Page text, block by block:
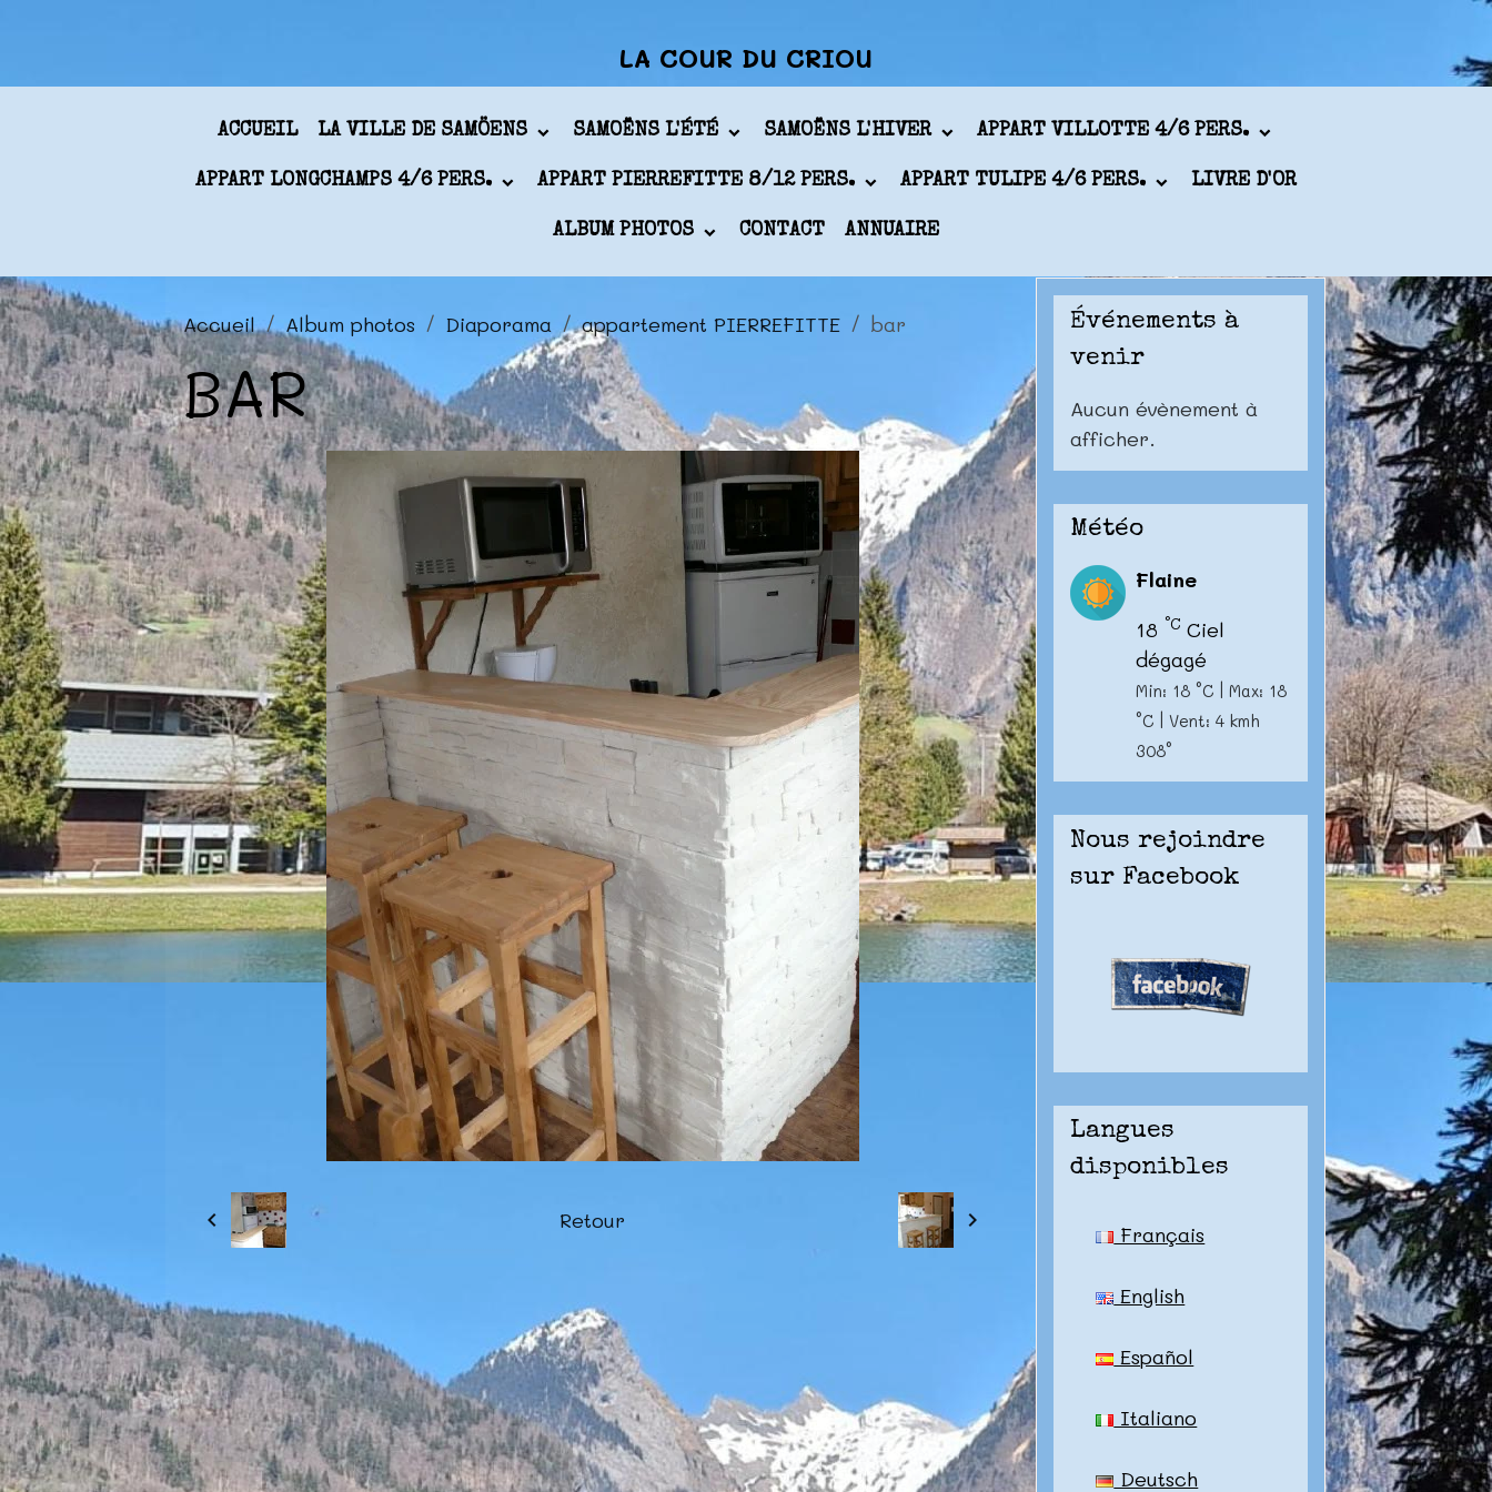
LA COUR DU CRIOU
ACCUEIL LA VILLE DE SAMÖENS SAMOËNS L'ÉTÉ SAMOËNS L'HIVER APPART VILLOTTE 4/6 PERS.
APPART LONGCHAMPS 4/6 PERS. APPART PIERREFITTE 8/12 PERS. APPART TULIPE 4/6 PERS. LIVRE D'OR
ALBUM PHOTOS CONTACT ANNUAIRE
Accueil Album photos Diaporama appartement PIERREFITTE bar
BAR
Retour
Événements à
venir
Aucun évènement à
afficher.
Météo
Flaine
18 °CCiel
dégagé
Min: 18 °C | Max: 18
°C | Vent: 4 kmh
308°
Nous rejoindre
sur Facebook
Langues
disponibles
Français
English
Español
Italiano
Deutsch